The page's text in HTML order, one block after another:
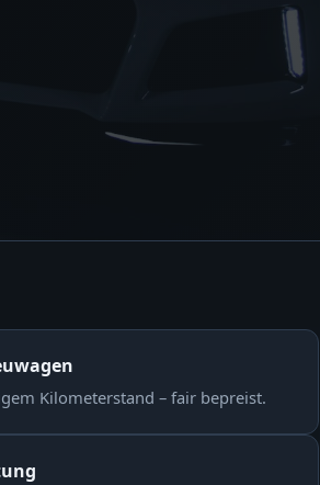
Kilometerstand – fair bepreist.